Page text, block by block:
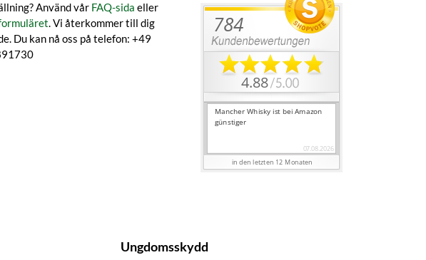
Använd vår FAQ-sida eller
. Vi återkommer till dig
Du kan nå oss på telefon: +49
Ungdomsskydd